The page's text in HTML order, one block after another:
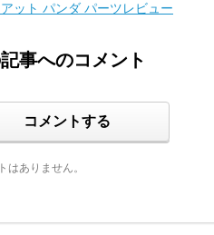
ット パンダ パーツレビュー
事へのコメント
コメントする
はありません。